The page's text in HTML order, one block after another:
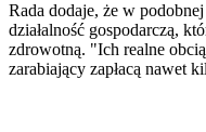
Rada dodaje, że w
działalność gospodarczą,
zdrowotną. "Ich realne
zarabiający zapłacą nawet